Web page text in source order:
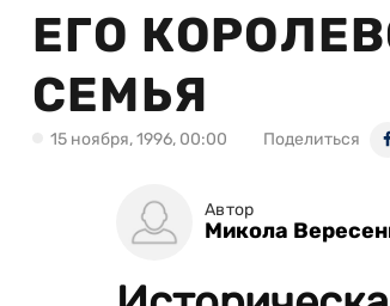
ЕГО
СЕМЬЯ
15 ноября, 1996, 00:00 Поделиться
Автор
Микола